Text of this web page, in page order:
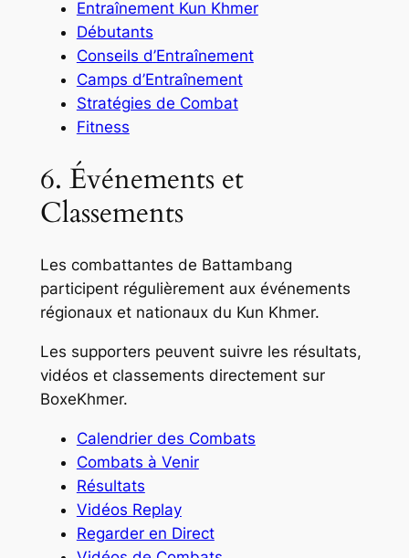
Entraînement Kun Khmer
Débutants
Conseils d’Entraînement
Camps d’Entraînement
Stratégies de Combat
Fitness
6. Événements et
Classements
Les combattantes de Battambang
participent régulièrement aux événements
régionaux et nationaux du Kun Khmer.
Les supporters peuvent suivre les résultats,
vidéos et classements directement sur
BoxeKhmer.
Calendrier des Combats
Combats à Venir
Résultats
Vidéos Replay
Regarder en Direct